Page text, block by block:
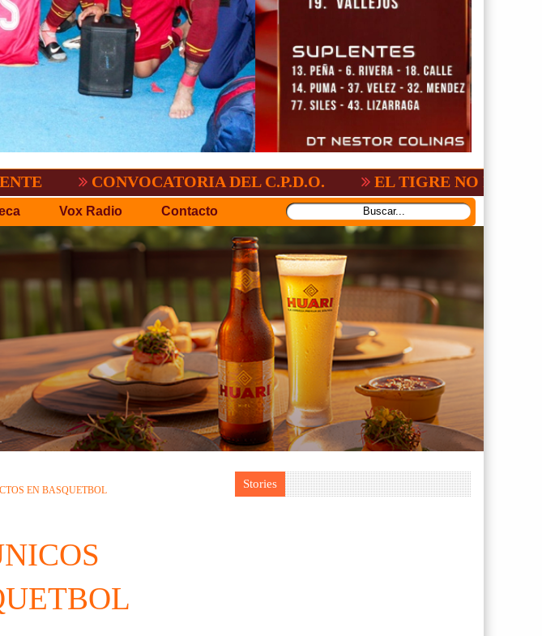
CONVOCATORIA DEL C.P.D.O. EL TIGRE NO PERDONO A
Vox Radio Contacto
EN BASQUETBOL Stories